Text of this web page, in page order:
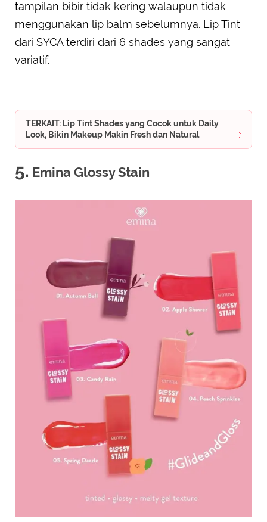
tampilan bibir tidak kering walaupun tidak
menggunakan lip balm sebelumnya. Lip Tint
dari SYCA terdiri dari 6 shades yang sangat
variatif.
TERKAIT: Lip Tint Shades yang Cocok untuk Daily
Look, Bikin Makeup Makin Fresh dan Natural
5. Emina Glossy Stain